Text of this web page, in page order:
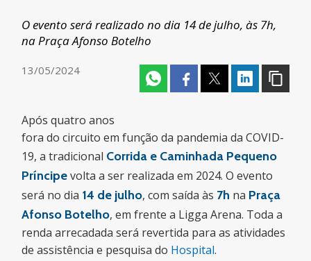
O evento será realizado no dia 14 de julho, às 7h,
na Praça Afonso Botelho
13/05/2024
Após quatro anos
fora do circuito em função da pandemia da COVID-
19, a tradicional Corrida e Caminhada Pequeno
Príncipevolta a ser realizada em 2024. O evento
será no dia 14 de julho, com saída às 7h na Praça
Afonso Botelho, em frente a Ligga Arena. Toda a
renda arrecadada será revertida para as atividades
de assistência e pesquisa do Hospital.